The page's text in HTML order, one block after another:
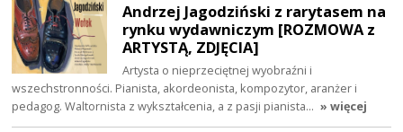
Andrzej Jagodziński z rarytasem na
rynku wydawniczym [ROZMOWA z
ARTYSTĄ, ZDJĘCIA]
Artysta o nieprzeciętnej wyobraźni i
wszechstronności. Pianista, akordeonista, kompozytor, aranżer i
pedagog. Waltornista z wykształcenia, a z pasji pianista… » więcej